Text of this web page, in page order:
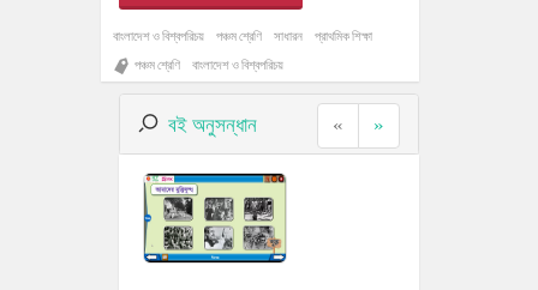
বাংলাদেশ ও বিশ্বপরিচয় পঞ্চম শ্রেণি সাধারন
প্রাথমিক শিক্ষা
পঞ্চম শ্রেণি
বাংলাদেশ ও বিশ্বপরিচয়
বই অনুসন্ধান « »